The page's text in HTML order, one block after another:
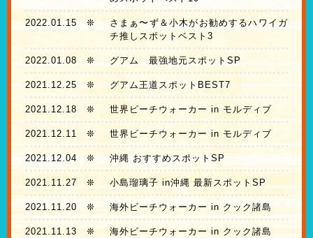
2022.01.15 ❊
さまぁ〜ず＆小木がお勧めするハワイガ
チ推しスポットベスト3
2022.01.08❊ グアム 最強地元スポットSP
2021.12.25 ❊ グアム王道スポットBEST7
2021.12.18 ❊ 世界ビーチウォーカー in モルディブ
2021.12.11 ❊ 世界ビーチウォーカー in モルディブ
2021.12.04 ❊ 沖縄 おすすめスポットSP
2021.11.27 ❊ 小島瑠璃子 in沖縄 最新スポットSP
2021.11.20❊ 海外ビーチウォーカー in クック諸島
2021.11.13 ❊ 海外ビーチウォーカー in クック諸島